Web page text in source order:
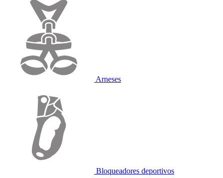
Arneses
Bloqueadores deportivos